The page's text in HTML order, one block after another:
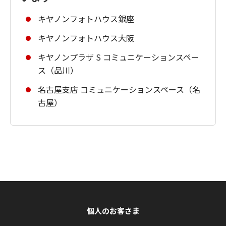
キヤノンフォトハウス銀座
キヤノンフォトハウス大阪
キヤノンプラザ S コミュニケーションスペー
ス（品川）
名古屋支店 コミュニケーションスペース（名
古屋）
個人のお客さま